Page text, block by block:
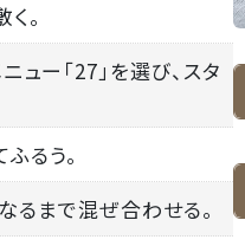
。
ー「27」を選び、スタ
るう。
るまで混ぜ合わせる。